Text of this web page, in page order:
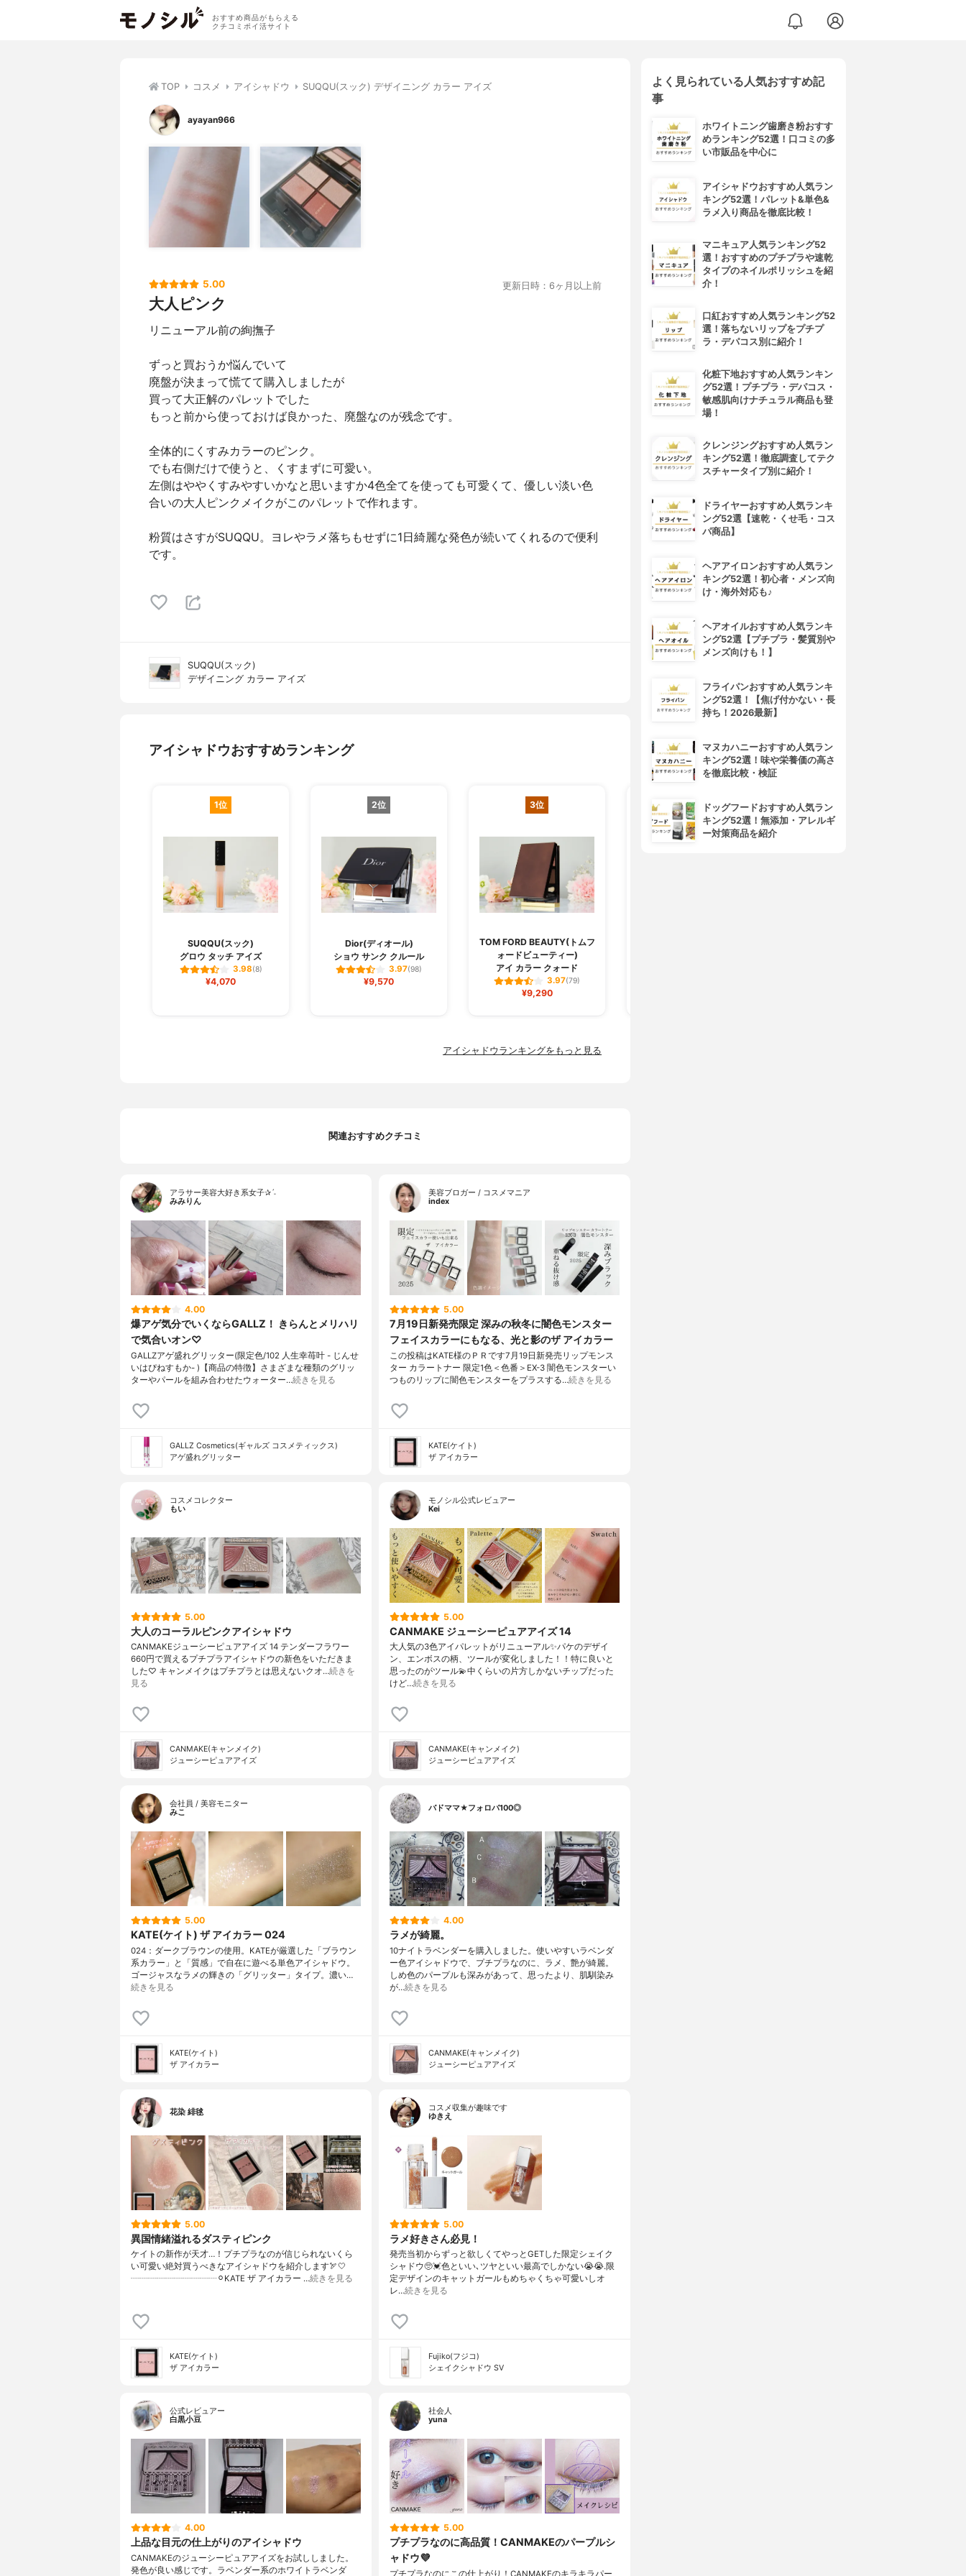
おすすめ商品がもらえる
クチコミポイ活サイト
TOP コスメ アイシャドウ SUQQU(スック) デザイニング カラー アイズ
ayayan966
5.00 更新日時：6ヶ月以上前
大人ピンク
リニューアル前の絢撫子
ずっと買おうか悩んでいて
廃盤が決まって慌てて購入しましたが
買って大正解のパレットでした
もっと前から使っておけば良かった、廃盤なのが残念です。
全体的にくすみカラーのピンク。
でも右側だけで使うと、くすまずに可愛い。
左側はややくすみやすいかなと思いますか4色全てを使っても可愛くて、優しい淡い色
合いの大人ピンクメイクがこのパレットで作れます。
粉質はさすがSUQQU。ヨレやラメ落ちもせずに1日綺麗な発色が続いてくれるので便利
です。
SUQQU(スック)
デザイニング カラー アイズ
アイシャドウおすすめランキング
1位
SUQQU(スック)
グロウ タッチ アイズ
3.98(8)
¥4,070
2位
Dior(ディオール)
ショウ サンク クルール
3.97(98)
¥9,570
3位
TOM FORD BEAUTY(トムフ
ォードビューティー)
アイ カラー クォード
3.97(79)
¥9,290
4位
アイシャドウランキングをもっと見る
関連おすすめクチコミ
アラサー美容大好き系女子✰ˊ˗
みみりん
4.00
爆アゲ気分でいくならGALLZ！ きらんとメリハリ
で気合いオン♡
GALLZアゲ盛れグリッター(限定色/102 人生幸苺叶 - じんせ
いはぴねすもか- )【商品の特徴】さまざまな種類のグリッ
ターやパールを組み合わせたウォーター…続きを見る
GALLZ Cosmetics(ギャルズ コスメティックス)
アゲ盛れグリッター
美容ブロガー / コスメマニア
index
5.00
7月19日新発売限定 深みの秋冬に闇色モンスター
フェイスカラーにもなる、光と影のザ アイカラー
この投稿はKATE様のＰＲです7月19日新発売リップモンス
ター カラートナー 限定1色＜色番＞EX-3 闇色モンスターい
つものリップに闇色モンスターをプラスする…続きを見る
KATE(ケイト)
ザ アイカラー
コスメコレクター
もい
5.00
大人のコーラルピンクアイシャドウ
CANMAKEジューシーピュアアイズ 14 テンダーフラワー
660円で買えるプチプラアイシャドウの新色をいただきま
した♡ キャンメイクはプチプラとは思えないクオ…続きを
見る
CANMAKE(キャンメイク)
ジューシーピュアアイズ
モノシル公式レビュアー
Kei
5.00
CANMAKE ジューシーピュアアイズ 14
大人気の3色アイパレットがリニューアル✨パケのデザイ
ン、エンボスの柄、ツールが変化しました！！特に良いと
思ったのがツール💫中くらいの片方しかないチップだった
けど…続きを見る
CANMAKE(キャンメイク)
ジューシーピュアアイズ
会社員 / 美容モニター
みこ
5.00
KATE(ケイト) ザ アイカラー 024
024：ダークブラウンの使用。KATEが厳選した「ブラウン
系カラー」と「質感」で自在に遊べる単色アイシャドウ。
ゴージャスなラメの輝きの「グリッター」タイプ。濃い…
続きを見る
KATE(ケイト)
ザ アイカラー
バドママ★フォロバ100◎
4.00
ラメが綺麗。
10ナイトラベンダーを購入しました。使いやすいラベンダ
ー色アイシャドウで、プチプラなのに、ラメ、艶が綺麗。
しめ色のパープルも深みがあって、思ったより、肌馴染み
が…続きを見る
CANMAKE(キャンメイク)
ジューシーピュアアイズ
花染 緋毬
5.00
異国情緒溢れるダスティピンク
ケイトの新作が天才…！プチプラなのが信じられないくら
い可愛い絶対買うべきなアイシャドウを紹介します🏹🤍
┈┈┈┈┈┈┈┈┈┈⚪︎KATE ザ アイカラー …続きを見る
KATE(ケイト)
ザ アイカラー
コスメ収集が趣味です
ゆきえ
5.00
ラメ好きさん必見！
発売当初からずっと欲しくてやっとGETした限定シェイク
シャドウ🥺💓色といい､ツヤといい最高でしかない😭😭.限
定デザインのキャットガールもめちゃくちゃ可愛いしオ
レ…続きを見る
Fujiko(フジコ)
シェイクシャドウ SV
公式レビュアー
白黒小豆
4.00
上品な目元の仕上がりのアイシャドウ
CANMAKEのジューシーピュアアイズをお試ししました。
発色が良い感じです。ラベンダー系のホワイトラベンダ
社会人
yuna
5.00
プチプラなのに高品質！CANMAKEのパープルシ
ャドウ💜
プチプラなのにこの仕上がり！CANMAKEのキラキラパー
よく見られている人気おすすめ記
事
ホワイトニング歯磨き粉おすす
めランキング52選！口コミの多
い市販品を中心に
アイシャドウおすすめ人気ラン
キング52選！パレット&単色&
ラメ入り商品を徹底比較！
マニキュア人気ランキング52
選！おすすめのプチプラや速乾
タイプのネイルポリッシュを紹
介！
口紅おすすめ人気ランキング52
選！落ちないリップをプチプ
ラ・デパコス別に紹介！
化粧下地おすすめ人気ランキン
グ52選！プチプラ・デパコス・
敏感肌向けナチュラル商品も登
場！
クレンジングおすすめ人気ラン
キング52選！徹底調査してテク
スチャータイプ別に紹介！
ドライヤーおすすめ人気ランキ
ング52選【速乾・くせ毛・コス
パ商品】
ヘアアイロンおすすめ人気ラン
キング52選！初心者・メンズ向
け・海外対応も♪
ヘアオイルおすすめ人気ランキ
ング52選【プチプラ・髪質別や
メンズ向けも！】
フライパンおすすめ人気ランキ
ング52選！【焦げ付かない・長
持ち！2026最新】
マヌカハニーおすすめ人気ラン
キング52選！味や栄養価の高さ
を徹底比較・検証
ドッグフードおすすめ人気ラン
キング52選！無添加・アレルギ
ー対策商品を紹介